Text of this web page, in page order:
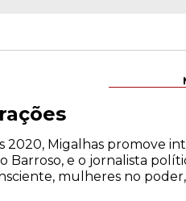
2020, Migalhas promove
Barroso, e o jornalista
mulheres no